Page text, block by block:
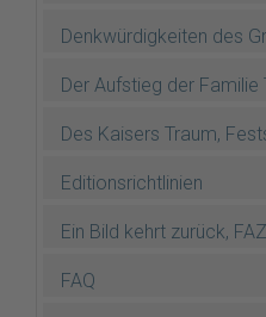
Denkwürdigkeiten des
Der Aufstieg der Familie
Des Kaisers Traum,
Editionsrichtlinien
Ein Bild kehrt zurück,
FAQ